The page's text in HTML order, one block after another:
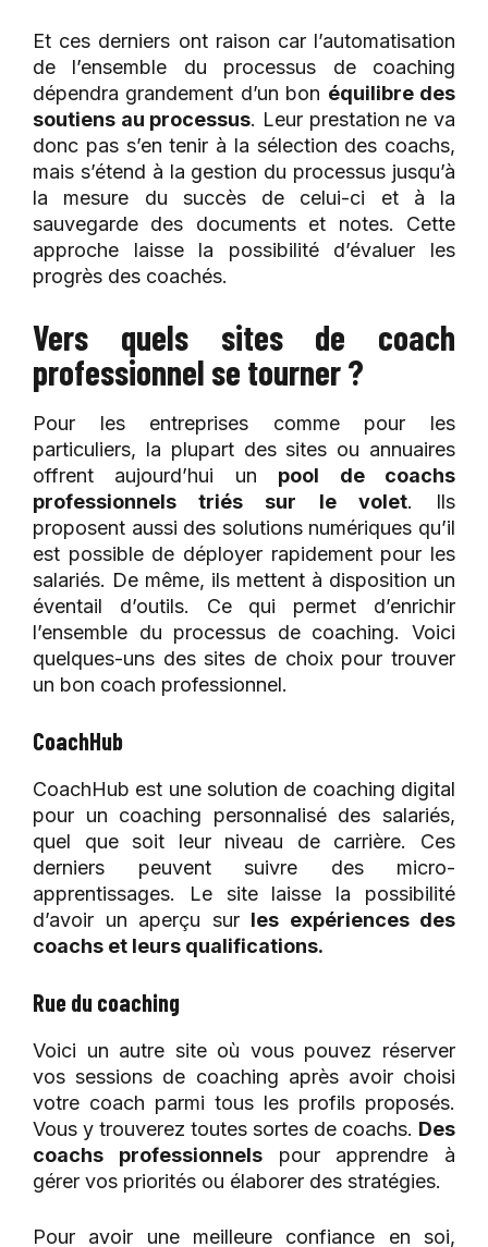
Et ces derniers ont raison car l’automatisation
de l’ensemble du processus de coaching
dépendra grandement d’un bon équilibre des
soutiens au processus. Leur prestation ne va
donc pas s’en tenir à la sélection des coachs,
mais s’étend à la gestion du processus jusqu’à
la mesure du succès de celui-ci et à la
sauvegarde des documents et notes. Cette
approche laisse la possibilité d’évaluer les
progrès des coachés.
Vers quels sites de coach
professionnel se tourner ?
Pour les entreprises comme pour les
particuliers, la plupart des sites ou annuaires
offrent aujourd’hui un pool de coachs
professionnels triés sur le volet. Ils
proposent aussi des solutions numériques qu’il
est possible de déployer rapidement pour les
salariés. De même, ils mettent à disposition un
éventail d’outils. Ce qui permet d’enrichir
l’ensemble du processus de coaching. Voici
quelques-uns des sites de choix pour trouver
un bon coach professionnel.
CoachHub
CoachHub est une solution de coaching digital
pour un coaching personnalisé des salariés,
quel que soit leur niveau de carrière. Ces
derniers peuvent suivre des micro-
apprentissages. Le site laisse la possibilité
d’avoir un aperçu sur les expériences des
coachs et leurs qualifications.
Rue du coaching
Voici un autre site où vous pouvez réserver
vos sessions de coaching après avoir choisi
votre coach parmi tous les profils proposés.
Vous y trouverez toutes sortes de coachs. Des
coachs professionnelspour apprendre à
gérer vos priorités ou élaborer des stratégies.
Pour avoir une meilleure confiance en soi,